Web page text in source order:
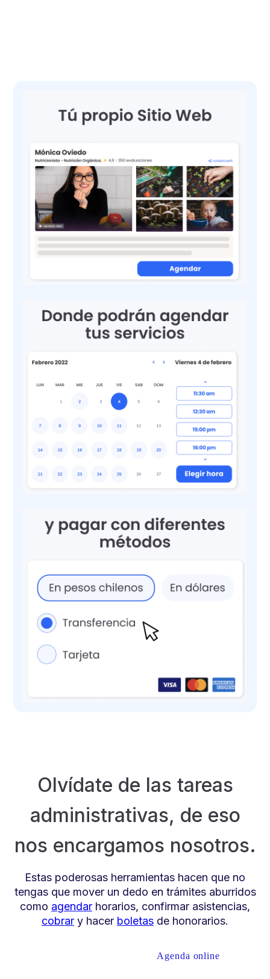
Olvídate de las tareas
administrativas, de eso
nos encargamos nosotros.
Estas poderosas herramientas hacen que no
tengas que mover un dedo en trámites aburridos
como agendar horarios, confirmar asistencias,
cobrar y hacer boletas de honorarios.
Agenda online